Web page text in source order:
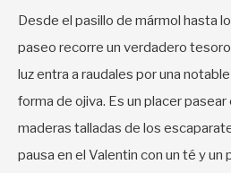
Desde el pasillo de mármol hasta
paseo recorre un verdadero
luz entra a raudales por una
forma de ojiva. Es un placer
maderas talladas de los
pausa en el Valentin con un té y un